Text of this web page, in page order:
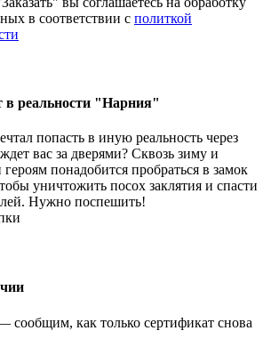
в соответствии с политкой
в реальности "Нарния"
попасть в иную реальность через
вас за дверями? Сквозь зиму и
понадобится пробраться в замок
уничтожить посох заклятия и спасти
Нужно поспешить!
сообщим, как только сертификат снова